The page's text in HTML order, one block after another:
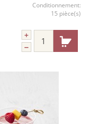
Conditionnement:
15 pièce(s)